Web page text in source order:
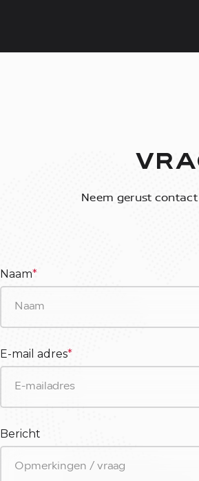
Neem gerust
Naam*
E-mail adres*
Bericht